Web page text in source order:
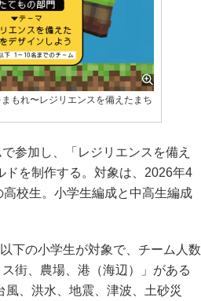
もれ〜レジリエンスを備えたまち
参加し、「レジリエンスを備え
ドを制作する。対象は、2026年4
校生。小学生編成と中高生編成
下の小学生が対象で、チーム人数
街、農場、港（海辺）」がある
、洪水、地震、津波、土砂災